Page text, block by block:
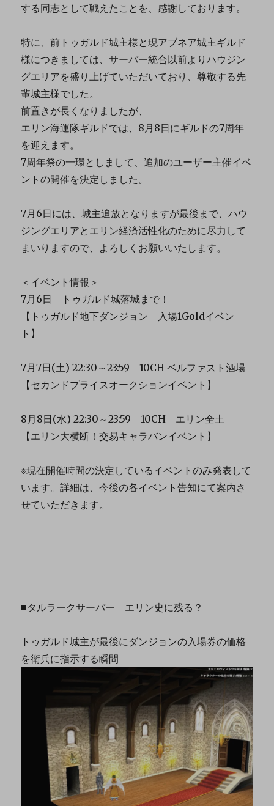
する同志として戦えたことを、感謝しております。
特に、前トゥガルド城主様と現アブネア城主ギルド
様につきましては、サーバー統合以前よりハウジン
グエリアを盛り上げていただいており、尊敬する先
輩城主様でした。
前置きが長くなりましたが、
エリン海運隊ギルドでは、8月8日にギルドの7周年
を迎えます。
7周年祭の一環としまして、追加のユーザー主催イベ
ントの開催を決定しました。
7月6日には、城主追放となりますが最後まで、ハウ
ジングエリアとエリン経済活性化のために尽力して
まいりますので、よろしくお願いいたします。
＜イベント情報＞
7月6日 トゥガルド城落城まで！
【トゥガルド地下ダンジョン 入場1Goldイベン
ト】
7月7日(土) 22:30～23:59 10CH ベルファスト酒場
【セカンドプライスオークションイベント】
8月8日(水) 22:30～23:59 10CH エリン全土
【エリン大横断！交易キャラバンイベント】
※現在開催時間の決定しているイベントのみ発表して
います。詳細は、今後の各イベント告知にて案内さ
せていただきます。
■タルラークサーバー エリン史に残る？
トゥガルド城主が最後にダンジョンの入場券の価格
を衛兵に指示する瞬間